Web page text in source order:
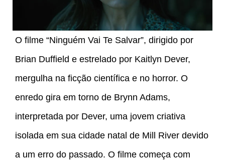
O filme “Ninguém Vai Te Salvar”, dirigido por
Brian Duffield e estrelado por Kaitlyn Dever,
mergulha na ficção científica e no horror. O
enredo gira em torno de Brynn Adams,
interpretada por Dever, uma jovem criativa
isolada em sua cidade natal de Mill River devido
a um erro do passado. O filme começa com